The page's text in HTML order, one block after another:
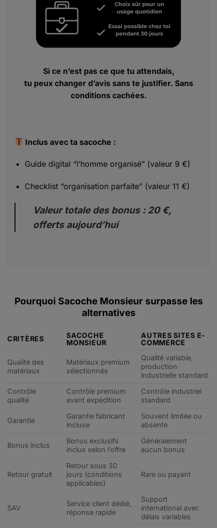
Si ce n’est pas ce que tu attendais,
tu peux changer d’avis sans te justifier. Sans
conditions cachées.
Inclus avec ta sacoche :
Guide digital “l’homme organisé” (valeur 9 €)
Checklist “organisation parfaite” (valeur 11 €)
Valeur totale des bonus : 20 €,
offerts aujourd’hui
Pourquoi Sacoche Monsieur surpasse les
alternatives
CRITÈRES
SACOCHE
MONSIEUR
AUTRES SITES E-
COMMERCE
Qualité des
matériaux
Matériaux premium
sélectionnés
Qualité variable,
production
industrielle standard
Contrôle
qualité
Contrôle premium
avant expédition
Contrôle industriel
standard
Garantie
Garantie fabricant
incluse
Souvent limitée ou
absente
Bonus inclus
Bonus exclusifs
inclus selon l’offre
Généralement
aucun bonus
Retour gratuit
Retour sous 30
jours (conditions
applicables)
Rare ou payant
SAV
Service client dédié,
réponse rapide
Support
international avec
délais variables